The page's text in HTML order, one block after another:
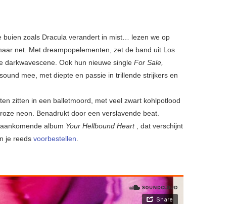
buien zoals Dracula verandert in mist… lezen we op
net. Met dreampopelementen, zet de band uit Los
darkwavescene. Ook hun nieuwe single For Sale,
mee, met diepte en passie in trillende strijkers en
zitten in een balletmoord, met veel zwart kohlpotlood
neon. Benadrukt door een verslavende beat.
album Your Hellbound Heart, dat verschijnt
je reeds voorbestellen.